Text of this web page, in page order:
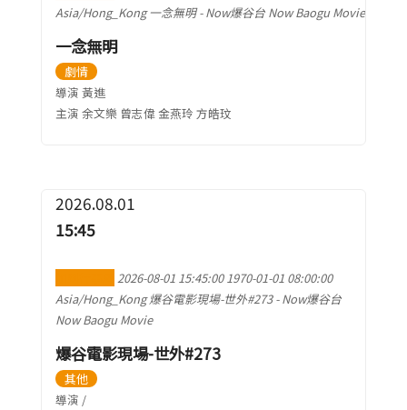
Asia/Hong_Kong 一念無明 - Now爆谷台 Now Baogu Movie
一念無明
劇情
導演 黃進
主演 余文樂 曾志偉 金燕玲 方皓玟
2026.08.01
15:45
2026-08-01 15:45:00 1970-01-01 08:00:00
Asia/Hong_Kong 爆谷電影現場-世外#273 - Now爆谷台
Now Baogu Movie
爆谷電影現場-世外#273
其他
導演 /